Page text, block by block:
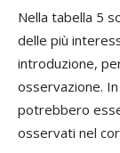
Nella tabella 5
delle più
introduzione,
osservazione.
potrebbero
osservati nel